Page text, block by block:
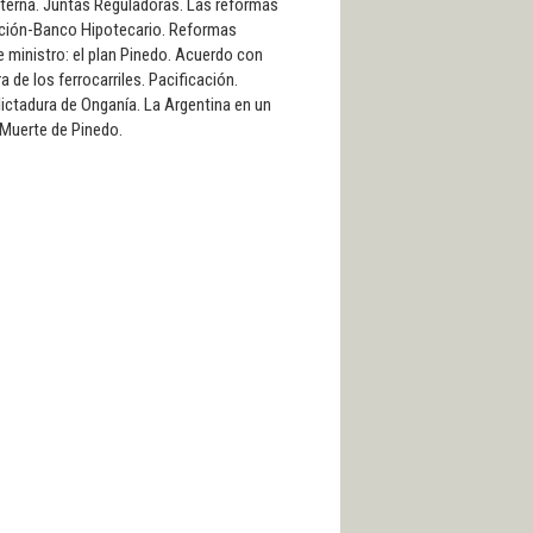
Banco Hipotecario. Reformas
ministro: el plan Pinedo. Acuerdo con
de los ferrocarriles. Pacificación.
de Onganía. La Argentina en un
de Pinedo.